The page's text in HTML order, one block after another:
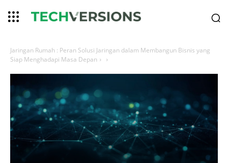
Jaringan Rumah : Peran Solusi Jaringan dalam Membangun Bisnis yang
Siap Menghadapi Masa Depan